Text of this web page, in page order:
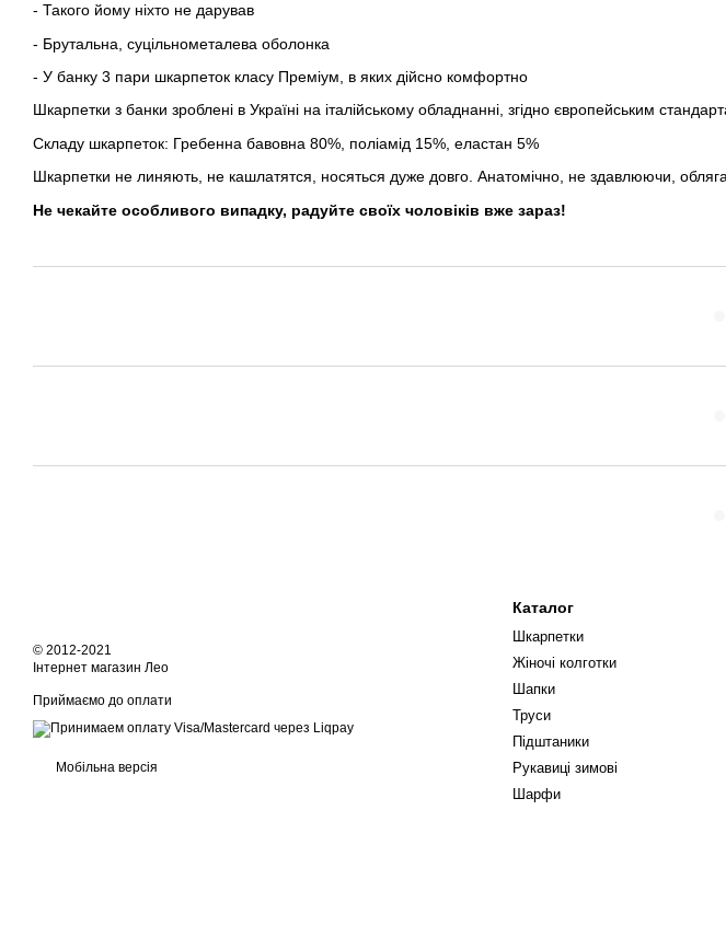
- Такого йому ніхто не дарував
- Брутальна, суцільнометалева оболонка
- У банку 3 пари шкарпеток класу Преміум, в яких дійсно комфортно
Шкарпетки з банки зроблені в Україні на італійському обладнанні, згідно європейським
Складу шкарпеток: Гребенна бавовна 80%, поліамід 15%, еластан 5%
Шкарпетки не линяють, не кашлатятся, носяться дуже довго. Анатомічно, не здавлюючи,
Не чекайте особливого випадку, радуйте своїх чоловіків вже зараз!
© 2012-2021
Інтернет магазин Лео
Приймаємо до оплати
Мобільна версія
Каталог
Шкарпетки
Жіночі колготки
Шапки
Труси
Підштаники
Рукавиці зимові
Шарфи